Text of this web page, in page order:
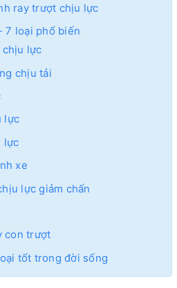
ray trượt chịu lực
7 loại phổ biến
chịu lực
chịu tải
lực
lực
xe
lực giảm chấn
con trượt
tốt trong đời sống